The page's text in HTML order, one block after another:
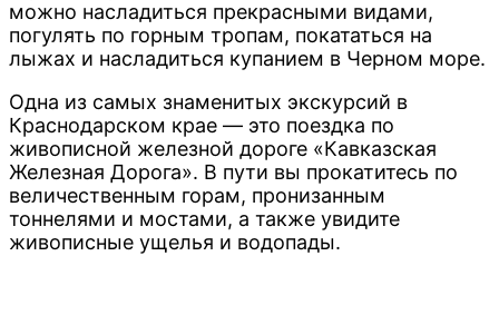
можно насладиться прекрасными видами,
погулять по горным тропам, покататься на
лыжах и насладиться купанием в Черном море.
Одна из самых знаменитых экскурсий в
Краснодарском крае — это поездка по
живописной железной дороге «Кавказская
Железная Дорога». В пути вы прокатитесь по
величественным горам, пронизанным
тоннелями и мостами, а также увидите
живописные ущелья и водопады.